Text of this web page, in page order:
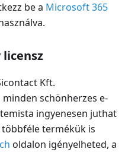
be a Microsoft 365
licensz
Kft.
schönherzes e-
ingyenesen juthat
többféle termékük is
oldalon igényelheted, a